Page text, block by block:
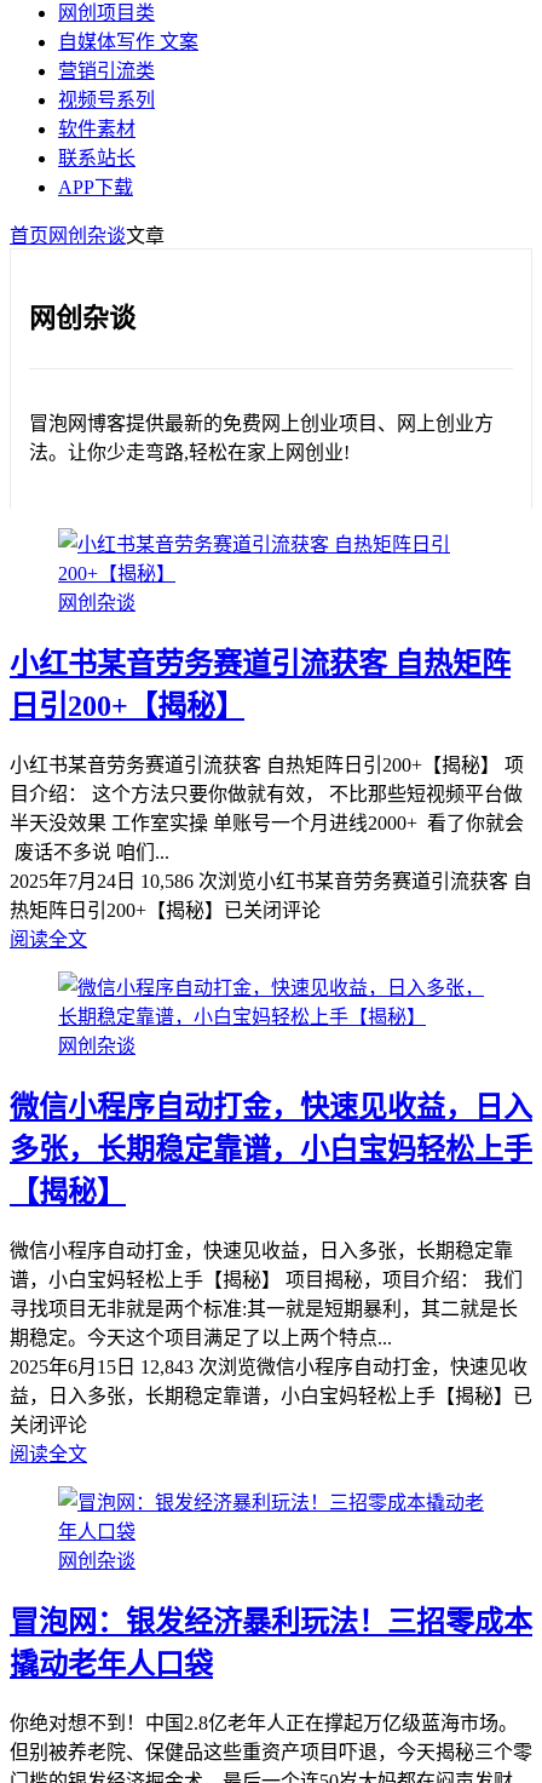
网创项目类
自媒体写作 文案
营销引流类
视频号系列
软件素材
联系站长
APP下载
首页 网创杂谈文章
网创杂谈
冒泡网博客提供最新的免费网上创业项目、网上创业方
法。让你少走弯路,轻松在家上网创业!
网创杂谈
小红书某音劳务赛道引流获客 自热矩阵
日引200+【揭秘】
小红书某音劳务赛道引流获客 自热矩阵日引200+【揭秘】 项
目介绍： 这个方法只要你做就有效， 不比那些短视频平台做
半天没效果 工作室实操 单账号一个月进线2000+ 看了你就会
废话不多说 咱们...
2025年7月24日 10,586 次浏览小红书某音劳务赛道引流获客 自
热矩阵日引200+【揭秘】 已关闭评论
阅读全文
网创杂谈
微信小程序自动打金，快速见收益，日入
多张，长期稳定靠谱，小白宝妈轻松上手
【揭秘】
微信小程序自动打金，快速见收益，日入多张，长期稳定靠
谱，小白宝妈轻松上手【揭秘】 项目揭秘，项目介绍： 我们
寻找项目无非就是两个标准:其一就是短期暴利，其二就是长
期稳定。今天这个项目满足了以上两个特点...
2025年6月15日 12,843 次浏览微信小程序自动打金，快速见收
益，日入多张，长期稳定靠谱，小白宝妈轻松上手【揭秘】 已
关闭评论
阅读全文
网创杂谈
冒泡网：银发经济暴利玩法！三招零成本
撬动老年人口袋
你绝对想不到！中国2.8亿老年人正在撑起万亿级蓝海市场。
但别被养老院、保健品这些重资产项目吓退，今天揭秘三个零